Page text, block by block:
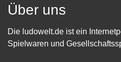
Über uns
Die ludowelt.de ist ein
Spielwaren und